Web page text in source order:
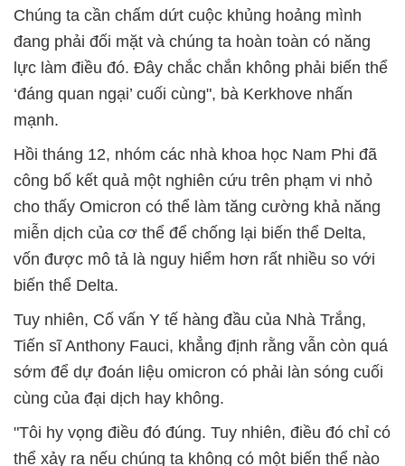
Chúng ta cần chấm dứt cuộc khủng hoảng mình
đang phải đối mặt và chúng ta hoàn toàn có năng
lực làm điều đó. Đây chắc chắn không phải biến thể
‘đáng quan ngại’ cuối cùng", bà Kerkhove nhấn
mạnh.
Hồi tháng 12, nhóm các nhà khoa học Nam Phi đã
công bố kết quả một nghiên cứu trên phạm vi nhỏ
cho thấy Omicron có thể làm tăng cường khả năng
miễn dịch của cơ thể để chống lại biến thể Delta,
vốn được mô tả là nguy hiểm hơn rất nhiều so với
biến thể Delta.
Tuy nhiên, Cố vấn Y tế hàng đầu của Nhà Trắng,
Tiến sĩ Anthony Fauci, khẳng định rằng vẫn còn quá
sớm để dự đoán liệu omicron có phải làn sóng cuối
cùng của đại dịch hay không.
"Tôi hy vọng điều đó đúng. Tuy nhiên, điều đó chỉ có
thể xảy ra nếu chúng ta không có một biến thể nào